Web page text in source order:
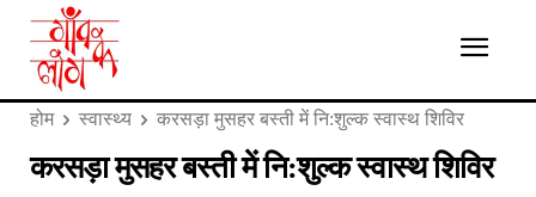
होम स्वास्थ्य करसड़ा मुसहर बस्ती में नि:शुल्क स्वास्थ शिविर
करसड़ा मुसहर बस्ती में नि:शुल्क स्वास्थ शिविर